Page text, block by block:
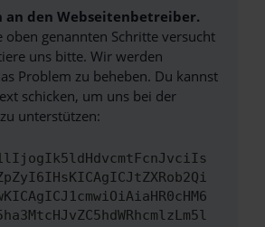
an den Webseitenbetreiber.
oben genannten Schritte versucht
uns bitte. Wir werden
Problem zu beheben. Du kannst
schicken, um uns bei der
unterstützen: